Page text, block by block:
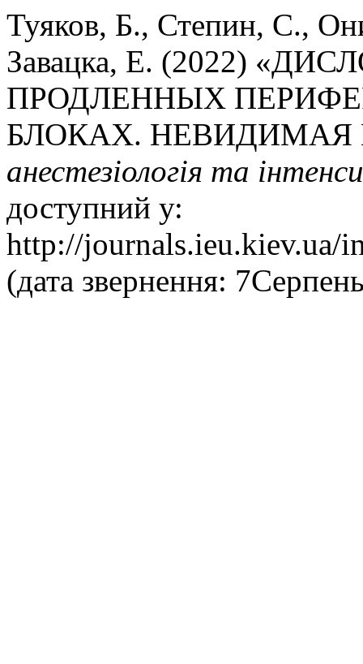
Туяков, Б., Степин, С.,
Завацка, Е. (2022)
ПРОДЛЕННЫХ
БЛОКАХ. НЕВИДИМАЯ
анестезіологія та
доступний у:
http://journals.ieu.kiev.ua/
(дата звернення: